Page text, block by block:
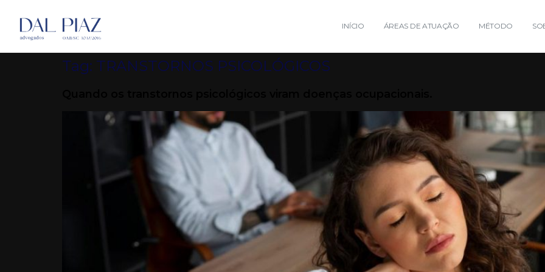
INÍCIO ÁREAS DE ATUAÇÃO MÉTODO
Tag: TRANSTORNOS PSICOLÓGICOS